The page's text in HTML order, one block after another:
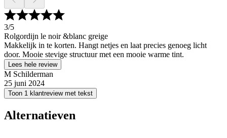
3/5
Rolgordijn le noir &blanc greige
Makkelijk in te korten. Hangt netjes en laat precies genoeg licht
door. Mooie stevige structuur met een mooie warme tint.
Lees hele review
M Schilderman
25 juni 2024
Toon 1 klantreview met tekst
Alternatieven